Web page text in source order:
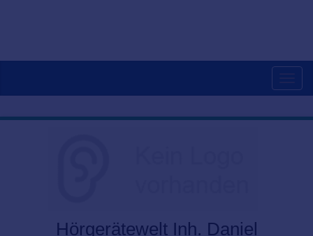
Hörgerätewelt Inh. Daniel